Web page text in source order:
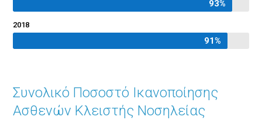
93%
93%
2018
91%
91%
Συνολικό Ποσοστό Ικανοποίησης
Ασθενών Κλειστής Νοσηλείας